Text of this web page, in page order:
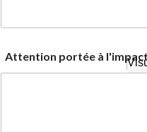
Attention portée à